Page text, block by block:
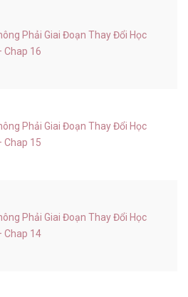
Phải Giai Đoạn Thay Đổi Học
Chap 16
Phải Giai Đoạn Thay Đổi Học
Chap 15
Phải Giai Đoạn Thay Đổi Học
Chap 14